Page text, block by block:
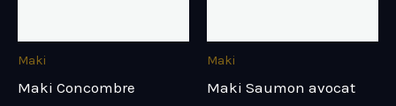
Maki
Maki Concombre
Maki
Maki Saumon avocat